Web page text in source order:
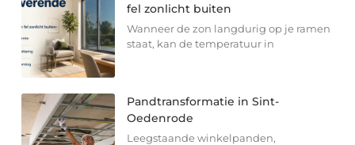
fel zonlicht buiten
Wanneer de zon langdurig op je ramen
staat, kan de temperatuur in
Pandtransformatie in Sint-
Oedenrode
Leegstaande winkelpanden,